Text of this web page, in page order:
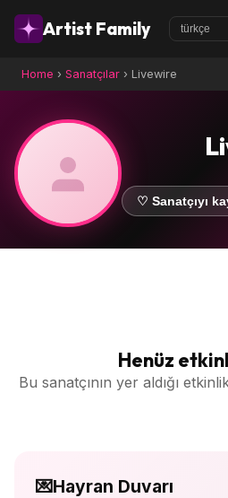
Artist Family
Home › Sanatçılar › Livewire
♡ Sanatçıyı
Henüz
Bu sanatçının yer aldığı
💌Hayran Duvarı